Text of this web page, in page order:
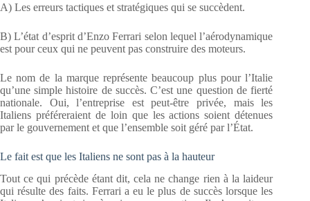
A) Les erreurs tactiques et stratégiques qui se succèdent.
B) L’état d’esprit d’Enzo Ferrari selon lequel l’aérodynamique
est pour ceux qui ne peuvent pas construire des moteurs.
Le nom de la marque représente beaucoup plus pour l’Italie
qu’une simple histoire de succès. C’est une question de fierté
nationale. Oui, l’entreprise est peut-être privée, mais les
Italiens préféreraient de loin que les actions soient détenues
par le gouvernement et que l’ensemble soit géré par l’État.
Le fait est que les Italiens ne sont pas à la hauteur
Tout ce qui précède étant dit, cela ne change rien à la laideur
qui résulte des faits. Ferrari a eu le plus de succès lorsque les